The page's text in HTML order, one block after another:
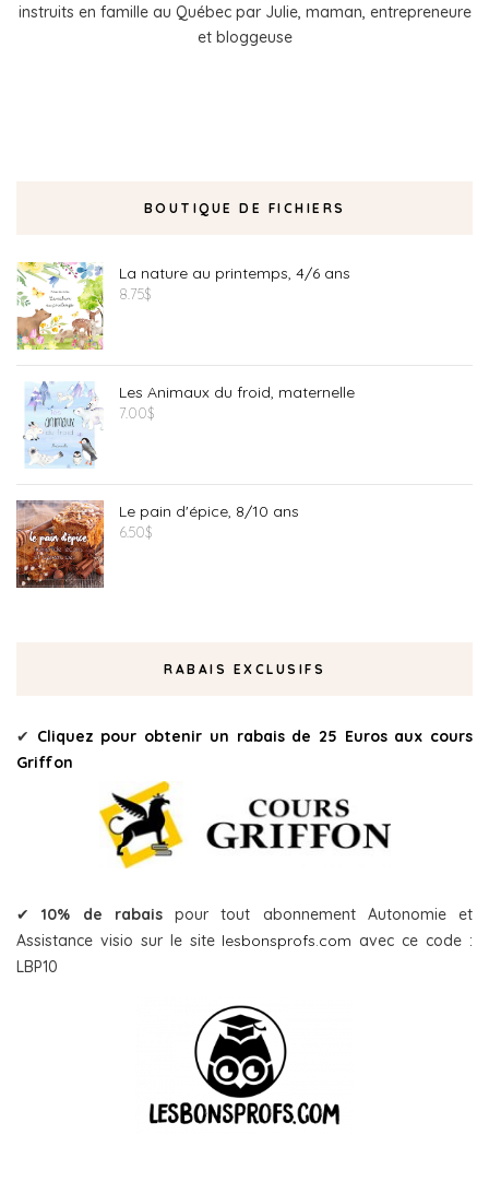
instruits en famille au Québec par Julie, maman, entrepreneure
et bloggeuse
BOUTIQUE DE FICHIERS
La nature au printemps, 4/6 ans
8.75$
Les Animaux du froid, maternelle
7.00$
Le pain d'épice, 8/10 ans
6.50$
RABAIS EXCLUSIFS
✔ Cliquez pour obtenir un rabais de 25 Euros aux cours
Griffon
✔10% de rabaispour tout abonnement Autonomie et
Assistance visio sur le site lesbonsprofs.com avec ce code :
LBP10